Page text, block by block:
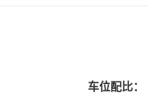
车位配比：